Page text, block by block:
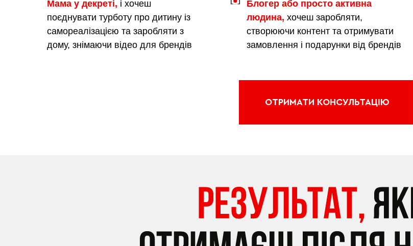
Мама у декреті, і хочеш
поєднувати турботу про дитину із
самореалізацією та заробляти з
дому, знімаючи відео для брендів
Блогер або просто активна
людина, хочеш заробляти,
створюючи контент та отримувати
замовлення і подарунки від брендів
ОТРИМАТИ КОНСУЛЬТАЦІЮ